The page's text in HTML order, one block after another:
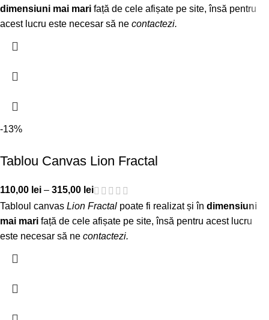
dimensiuni mai mari față de cele afișate pe site, însă pentru
acest lucru este necesar să ne contactezi.
-13%
Tablou Canvas Lion Fractal
110,00 lei – 315,00 lei
Tabloul canvas Lion Fractal poate fi realizat și în dimensiuni
mai mari față de cele afișate pe site, însă pentru acest lucru
este necesar să ne contactezi.